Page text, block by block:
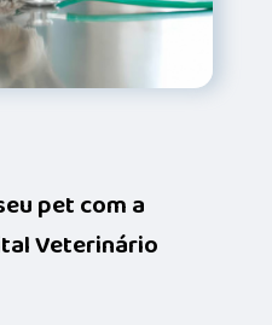
pet com a
Veterinário